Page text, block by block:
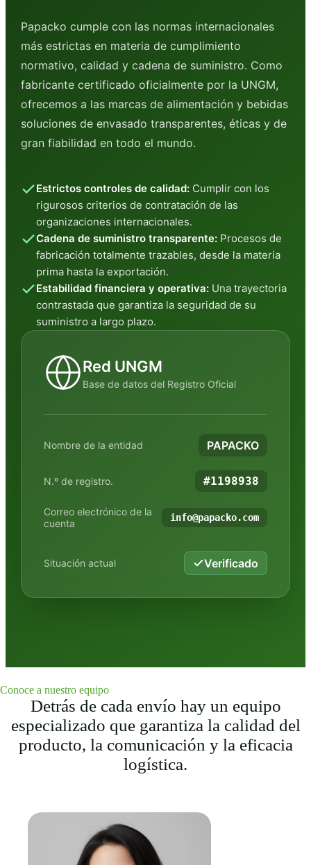
Papacko cumple con las normas internacionales
más estrictas en materia de cumplimiento
normativo, calidad y cadena de suministro. Como
fabricante certificado oficialmente por la UNGM,
ofrecemos a las marcas de alimentación y bebidas
soluciones de envasado transparentes, éticas y de
gran fiabilidad en todo el mundo.
Estrictos controles de calidad: Cumplir con los
rigurosos criterios de contratación de las
organizaciones internacionales.
Cadena de suministro transparente: Procesos de
fabricación totalmente trazables, desde la materia
prima hasta la exportación.
Estabilidad financiera y operativa: Una trayectoria
contrastada que garantiza la seguridad de su
suministro a largo plazo.
Red UNGM
Base de datos del Registro Oficial
Nombre de la entidad PAPACKO
N.º de registro. #1198938
Correo electrónico de la
cuenta
info@papacko.com
Situación actual Verificado
Conoce a nuestro equipo
Detrás de cada envío hay un equipo
especializado que garantiza la calidad del
producto, la comunicación y la eficacia
logística.